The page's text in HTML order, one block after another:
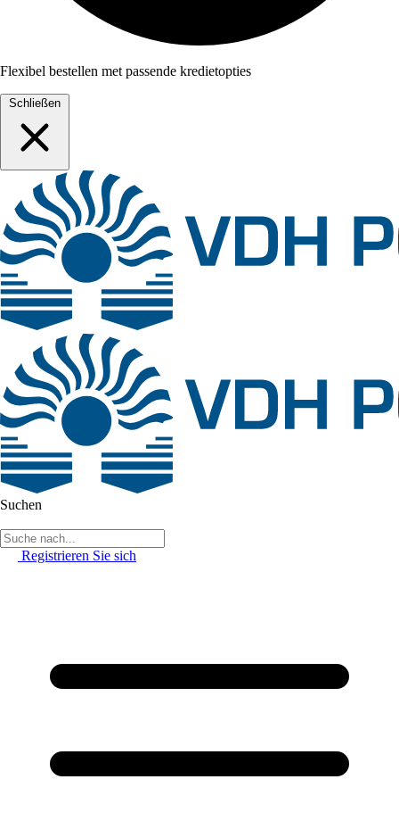
Flexibel bestellen met passende kredietopties
Schließen
Suchen
Registrieren Sie sich